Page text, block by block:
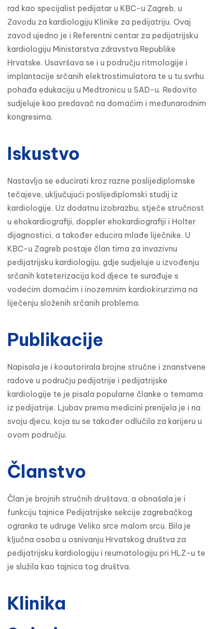
rad kao specijalist pedijatar u KBC-u Zagreb, u
Zavodu za kardiologiju Klinike za pedijatriju. Ovaj
zavod ujedno je i Referentni centar za pedijatrijsku
kardiologiju Ministarstva zdravstva Republike
Hrvatske. Usavršava se i u području ritmologije i
implantacije srčanih elektrostimulatora te u tu svrhu
pohađa edukaciju u Medtronicu u SAD-u. Redovito
sudjeluje kao predavač na domaćim i međunarodnim
kongresima.
Iskustvo
Nastavlja se educirati kroz razne poslijediplomske
tečajeve, uključujući poslijediplomski studij iz
kardiologije. Uz dodatnu izobrazbu, stječe stručnost
u ehokardiografiji, doppler ehokardiografiji i Holter
dijagnostici, a također educira mlađe liječnike. U
KBC-u Zagreb postaje član tima za invazivnu
pedijatrijsku kardiologiju, gdje sudjeluje u izvođenju
srčanih kateterizacija kod djece te surađuje s
vodećim domaćim i inozemnim kardiokirurzima na
liječenju složenih srčanih problema.
Publikacije
Napisala je i koautorirala brojne stručne i znanstvene
radove u području pedijatrije i pedijatrijske
kardiologije te je pisala popularne članke o temama
iz pedijatrije. Ljubav prema medicini prenijela je i na
svoju djecu, koja su se također odlučila za karijeru u
ovom području.
Članstvo
Član je brojnih stručnih društava, a obnašala je i
funkciju tajnice Pedijatrijske sekcije zagrebačkog
ogranka te udruge Veliko srce malom srcu. Bila je
ključna osoba u osnivanju Hrvatskog društva za
pedijatrijsku kardiologiju i reumatologiju pri HLZ-u te
je služila kao tajnica tog društva.
Klinika